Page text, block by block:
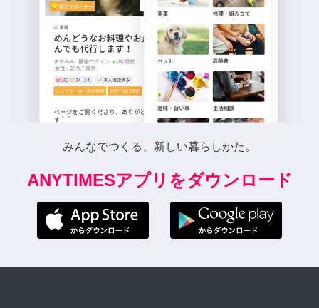
みんなでつくる、新しい暮らしかた。
ANYTIMESアプリをダウンロード